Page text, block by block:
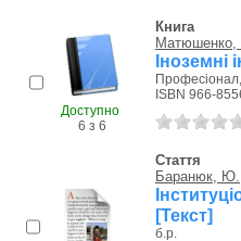
Доступно
6 з 6
Книга
Іноземні
ISBN 966-
Стаття
Баранюк, Ю.
[Текст]
б.р.